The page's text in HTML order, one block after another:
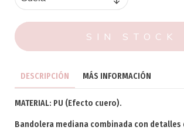
DESCRIPCIÓN MÁS INFORMACIÓN
MATERIAL: PU (Efecto cuero).
Bandolera mediana combinada con detalles